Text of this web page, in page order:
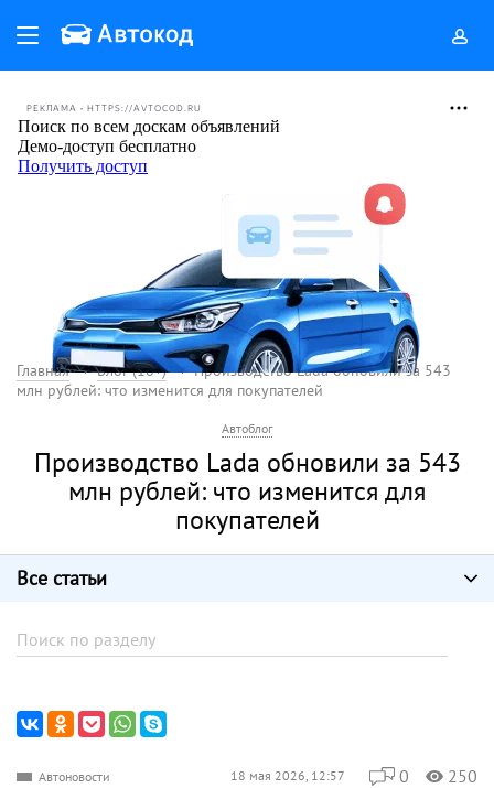
РЕКЛАМА • HTTPS://AVTOCOD.RU
Главная Блог (18+)
Производство Lada обновили за 543
млн рублей: что изменится для покупателей
Автоблог
Производство Lada обновили за 543
млн рублей: что изменится для
покупателей
Все статьи
Автоновости 18 мая 2026, 12:57 0 250